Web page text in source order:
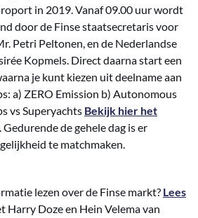
in 2019. Vanaf 09.00 uur wordt
door de Finse staatsecretaris voor
Petri Peltonen, en de Nederlandse
Kopmels. Direct daarna start een
je kunt kiezen uit deelname aan
a) ZERO Emission b) Autonomous
vs Superyachts Bekijk hier het
. Gedurende de gehele dag is er
te matchmaken.
lezen over de Finse markt? Lees
Harry Doze en Hein Velema van